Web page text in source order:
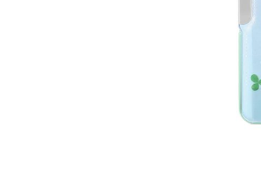
おたのしみコンテンツ